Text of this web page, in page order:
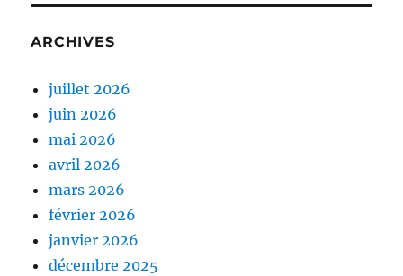
ARCHIVES
juillet 2026
juin 2026
mai 2026
avril 2026
mars 2026
février 2026
janvier 2026
décembre 2025